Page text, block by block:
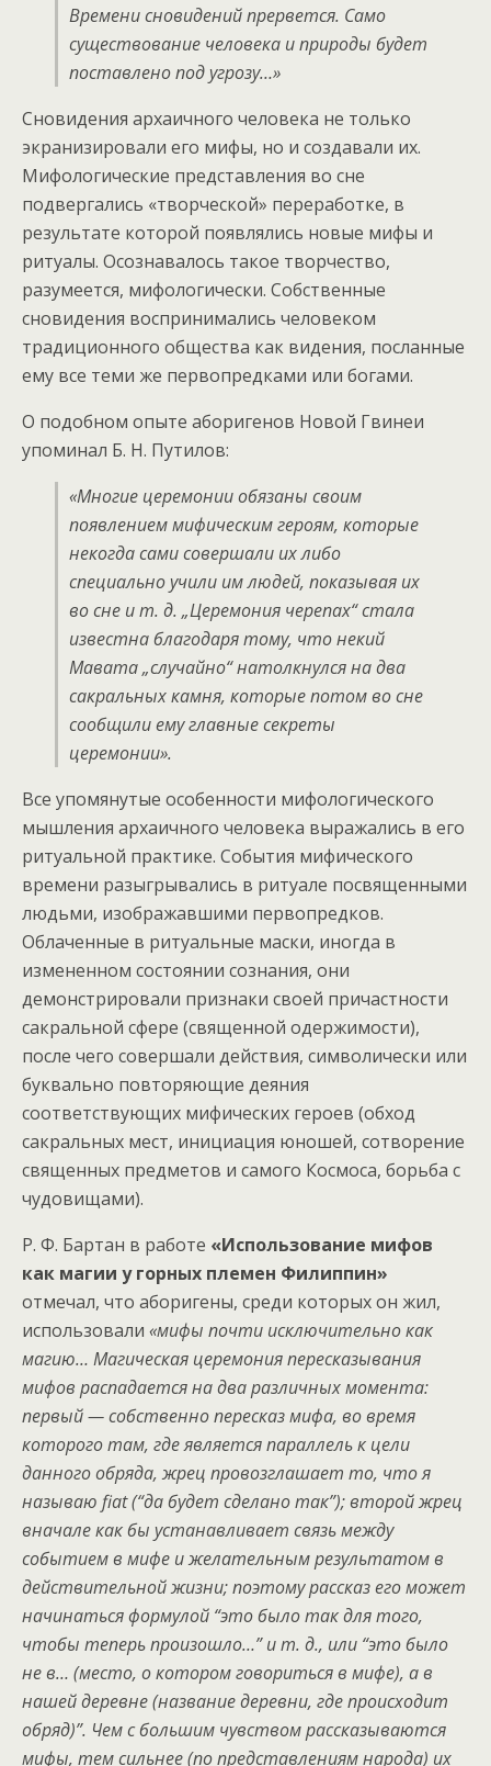
Времени сновидений прервется. Само
существование человека и природы будет
поставлено под угрозу…»
Сновидения архаичного человека не только
экранизировали его мифы, но и создавали их.
Мифологические представления во сне
подвергались «творческой» переработке, в
результате которой появлялись новые мифы и
ритуалы. Осознавалось такое творчество,
разумеется, мифологически. Собственные
сновидения воспринимались человеком
традиционного общества как видения, посланные
ему все теми же первопредками или богами.
О подобном опыте аборигенов Новой Гвинеи
упоминал Б. Н. Путилов:
«Многие церемонии обязаны своим
появлением мифическим героям, которые
некогда сами совершали их либо
специально учили им людей, показывая их
во сне и т. д. „Церемония черепах“ стала
известна благодаря тому, что некий
Мавата „случайно“ натолкнулся на два
сакральных камня, которые потом во сне
сообщили ему главные секреты
церемонии».
Все упомянутые особенности мифологического
мышления архаичного человека выражались в его
ритуальной практике. События мифического
времени разыгрывались в ритуале посвященными
людьми, изображавшими первопредков.
Облаченные в ритуальные маски, иногда в
измененном состоянии сознания, они
демонстрировали признаки своей причастности
сакральной сфере (священной одержимости),
после чего совершали действия, символически или
буквально повторяющие деяния
соответствующих мифических героев (обход
сакральных мест, инициация юношей, сотворение
священных предметов и самого Космоса, борьба с
чудовищами).
Р. Ф. Бартан в работе «Использование мифов
как магии у горных племен Филиппин»
отмечал, что аборигены, среди которых он жил,
использовали «мифы почти исключительно как
магию… Магическая церемония пересказывания
мифов распадается на два различных момента:
первый — собственно пересказ мифа, во время
которого там, где является параллель к цели
данного обряда, жрец провозглашает то, что я
называю fiat (“да будет сделано так”); второй жрец
вначале как бы устанавливает связь между
событием в мифе и желательным результатом в
действительной жизни; поэтому рассказ его может
начинаться формулой “это было так для того,
чтобы теперь произошло…” и т. д., или “это было
не в… (место, о котором говориться в мифе), а в
нашей деревне (название деревни, где происходит
обряд)”. Чем с большим чувством рассказываются
мифы, тем сильнее (по представлениям народа) их